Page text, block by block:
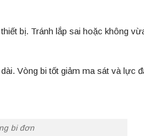
bị. Tránh lắp sai hoặc không
Vòng bi tốt giảm ma sát và lực
bi đơn